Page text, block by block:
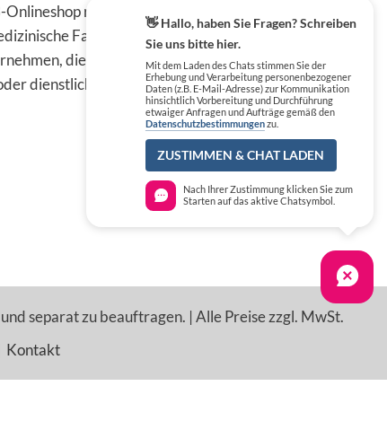
richten sich
Fachkreise,
die die
dienstlichen Tätigkeit
separat zu beauftragen. | Alle Preise zzgl. MwSt.
Kontakt
👋 Hallo, haben Sie Fragen? Schreiben
Sie uns bitte hier.
Mit dem Laden des Chats stimmen Sie der
Erhebung und Verarbeitung personenbezogener
Daten (z.B. E-Mail-Adresse) zur Kommunikation
hinsichtlich Vorbereitung und Durchführung
etwaiger Anfragen und Aufträge gemäß den
Datenschutzbestimmungenzu.
ZUSTIMMEN & CHAT LADEN
Nach Ihrer Zustimmung klicken Sie zum
Starten auf das aktive Chatsymbol.